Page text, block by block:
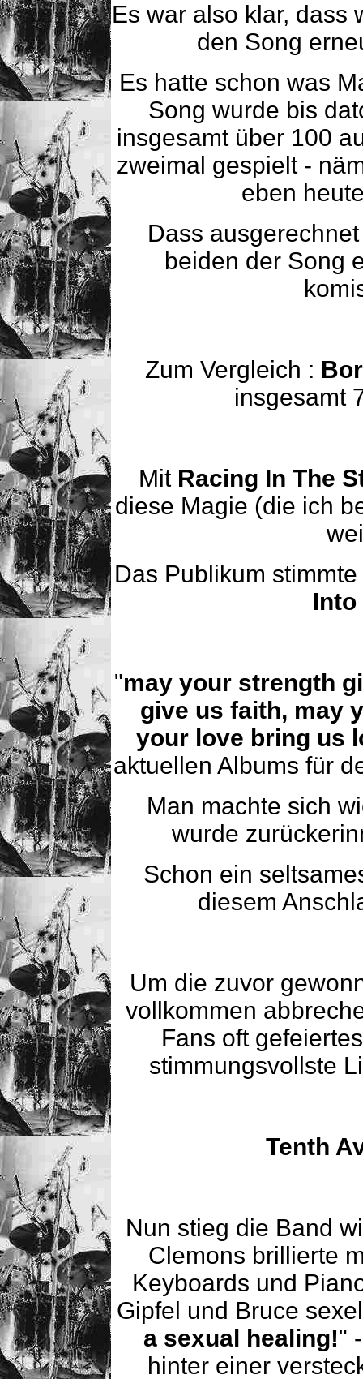
Es war also klar, dass
den Song
Es hatte schon was
Song wurde bis
insgesamt über 100
zweimal gespielt -
eben
Dass
beiden der Song
Zum Vergleich :
insgesamt
Mit Racing In The
diese Magie (die ich
Das Publikum
Into
"may your strength
give us faith, may
your love bring us
aktuellen Albums für
Man machte sich
wurde
Schon ein
diesem
Um die zuvor
vollkommen
Fans oft
stimmungsvollste
Tenth
Nun stieg die Band
Clemons brillierte
Keyboards und
Gipfel und Bruce
a sexual healing!"
hinter einer